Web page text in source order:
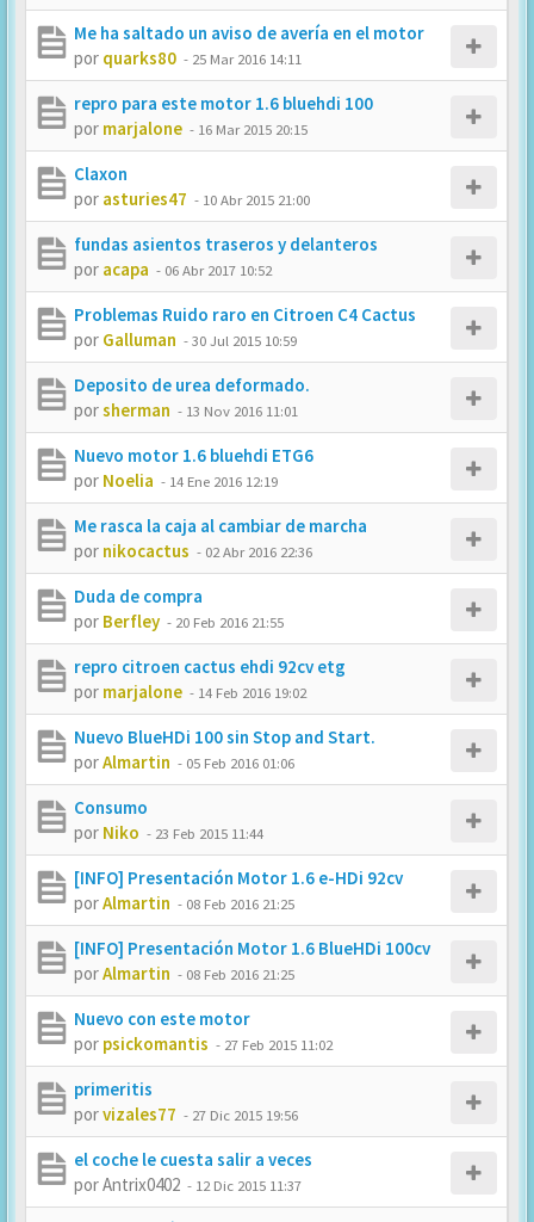
Me ha saltado un aviso de avería en el motor
por quarks80 - 25 Mar 2016 14:11
repro para este motor 1.6 bluehdi 100
por marjalone - 16 Mar 2015 20:15
Claxon
por asturies47 - 10 Abr 2015 21:00
fundas asientos traseros y delanteros
por acapa - 06 Abr 2017 10:52
Problemas Ruido raro en Citroen C4 Cactus
por Galluman -30 Jul 2015 10:59
Deposito de urea deformado.
porsherman - 13 Nov 2016 11:01
Nuevo motor 1.6 bluehdi ETG6
por Noelia - 14 Ene 2016 12:19
Me rasca la caja al cambiar de marcha
por nikocactus - 02 Abr 2016 22:36
Duda de compra
por Berfley - 20 Feb 2016 21:55
repro citroen cactus ehdi 92cv etg
por marjalone - 14 Feb 2016 19:02
Nuevo BlueHDi 100 sin Stop and Start.
porAlmartin - 05 Feb 2016 01:06
Consumo
por Niko - 23 Feb 2015 11:44
[INFO] Presentación Motor 1.6 e-HDi 92cv
porAlmartin - 08 Feb 2016 21:25
[INFO] Presentación Motor 1.6 BlueHDi 100cv
porAlmartin - 08 Feb 2016 21:25
Nuevo con este motor
por psickomantis - 27 Feb 2015 11:02
primeritis
porvizales77 - 27 Dic 2015 19:56
el coche le cuesta salir a veces
porAntrix0402 - 12 Dic 2015 11:37